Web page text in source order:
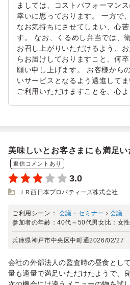
ましては、コストパフォーマン
幸いに思っております。 一方で
なお気持ちにさせてしまい、心
す。 なお、くるめし弁当では、
お召し上がりいただけるよう、
らお届けしておりますこと、何
願い申し上げます。 お客様から
いサービスとなるよう邁進して
ご利用いただけますことを、心よ
美味しいとお客さまにも満足い
返信コメントあり
3.0
ＪＲ西日本プロパティーズ株式会社
ご利用シーン： 会議・セミナー › 会議
参加者の年齢：40代～50代男女比： 女
兵庫県神戸市中央区中町通2026/02/27
会社の外部法人の監査時の昼食とし
量も適量で満足いただけたようで、